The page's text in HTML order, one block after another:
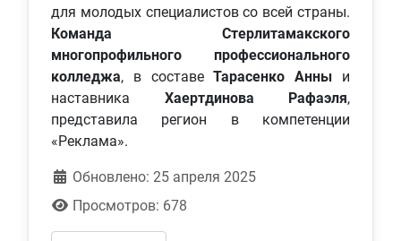
для молодых специалистов со всей страны.
Команда Стерлитамакского
многопрофильного профессионального
колледжа, в составеТарасенко Анны и
наставника Хаертдинова Рафаэля,
представила регион в компетенции
«Реклама».
Обновлено: 25 апреля 2025
Просмотров: 678